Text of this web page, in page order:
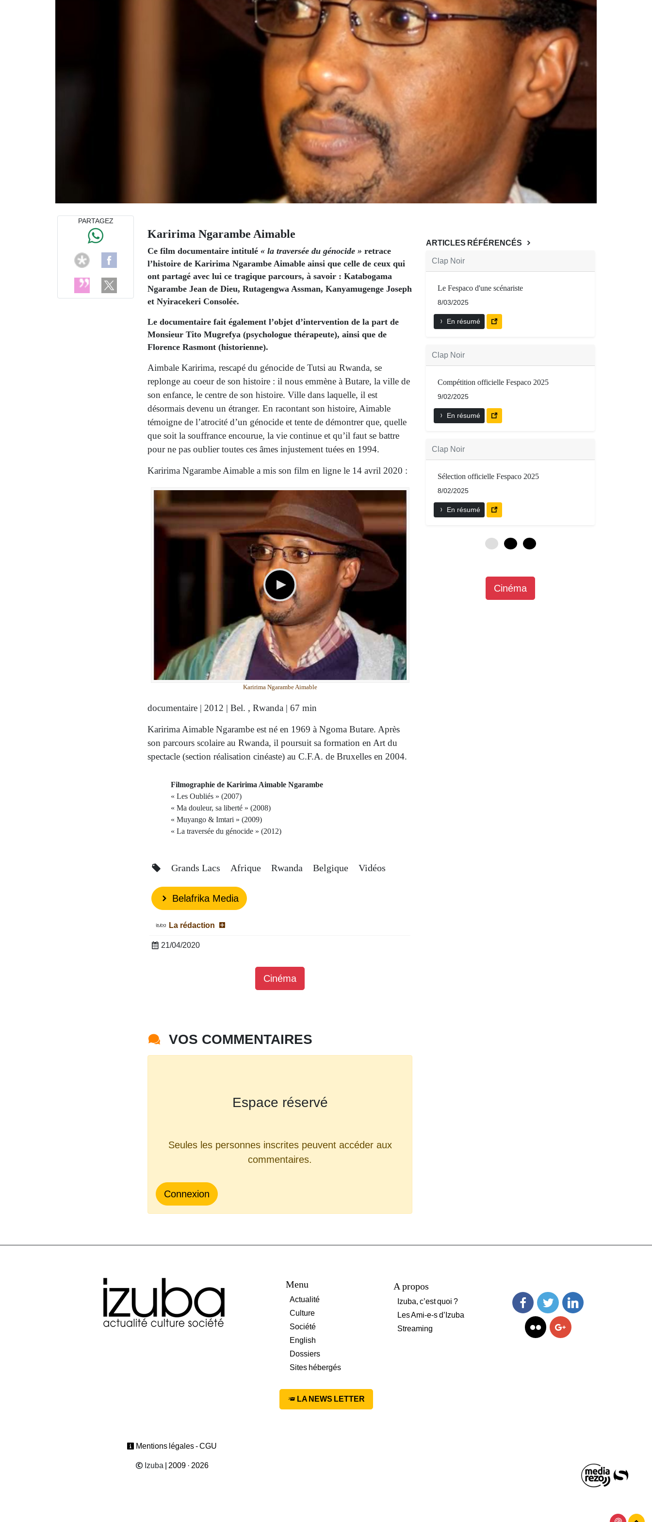
Karirima Ngarambe Aimable
Ce film documentaire intitulé « la traversée du génocide » retrace
l’histoire de Karirima Ngarambe Aimable ainsi que celle de ceux qui
ont partagé avec lui ce tragique parcours, à savoir : Katabogama
Ngarambe Jean de Dieu, Rutagengwa Assman, Kanyamugenge Joseph
et Nyiracekeri Consolée.
Le documentaire fait également l’objet d’intervention de la part de
Monsieur Tito Mugrefya (psychologue thérapeute), ainsi que de
Florence Rasmont (historienne).
Aimbale Karirima, rescapé du génocide de Tutsi au Rwanda, se
replonge au coeur de son histoire : il nous emmène à Butare, la ville de
son enfance, le centre de son histoire. Ville dans laquelle, il est
désormais devenu un étranger. En racontant son histoire, Aimable
témoigne de l’atrocité d’un génocide et tente de démontrer que, quelle
que soit la souffrance encourue, la vie continue et qu’il faut se battre
pour ne pas oublier toutes ces âmes injustement tuées en 1994.
Karirima Ngarambe Aimable a mis son film en ligne le 14 avril 2020 :
Karirima Ngarambe Aimable
documentaire | 2012 | Bel. , Rwanda | 67 min
Karirima Aimable Ngarambe est né en 1969 à Ngoma Butare. Après
son parcours scolaire au Rwanda, il poursuit sa formation en Art du
spectacle (section réalisation cinéaste) au C.F.A. de Bruxelles en 2004.
Filmographie de Karirima Aimable Ngarambe
« Les Oubliés » (2007)
« Ma douleur, sa liberté » (2008)
« Muyango & Imtari » (2009)
« La traversée du génocide » (2012)
Grands Lacs Afrique Rwanda Belgique Vidéos
Belafrika Media
La rédaction
21/04/2020
Cinéma
VOS COMMENTAIRES
Espace réservé
Seules les personnes inscrites peuvent accéder aux
commentaires.
Connexion
PARTAGEZ
ARTICLES RÉFÉRENCÉS
Clap Noir
Le Fespaco d'une scénariste
8/03/2025
En résumé
Clap Noir
Compétition officielle Fespaco 2025
9/02/2025
En résumé
Clap Noir
Sélection officielle Fespaco 2025
8/02/2025
En résumé
Cinéma
Menu
Actualité
Culture
Société
English
Dossiers
Sites hébergés
A propos
Izuba, c’est quoi ?
Les Ami-e-s d’Izuba
Streaming
FacebookTwitter
LA NEWS LETTER
Mentions légales - CGU
Izuba | 2009 · 2026